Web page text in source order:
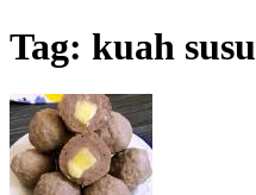
Tag: kuah susu